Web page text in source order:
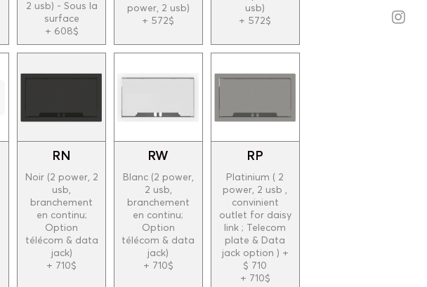
2 usb) - Sous la
surface
+ 608$
power, 2 usb)
+ 572$
usb)
+ 572$
RN
Noir (2 power, 2
usb,
branchement
en continu;
Option
télécom & data
jack)
+ 710$
RW
Blanc (2 power,
2 usb,
branchement
en continu;
Option
télécom & data
jack)
+ 710$
RP
Platinium ( 2
power, 2 usb ,
convinient
outlet for daisy
link ; Telecom
plate & Data
jack option ) +
$ 710
+ 710$